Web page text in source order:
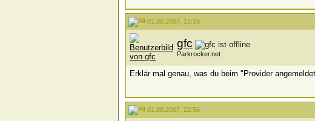
01.08.2007, 15:16
gfc
Parkrocker.net
Erklär mal genau, was du beim "Provider
01.08.2007, 22:56